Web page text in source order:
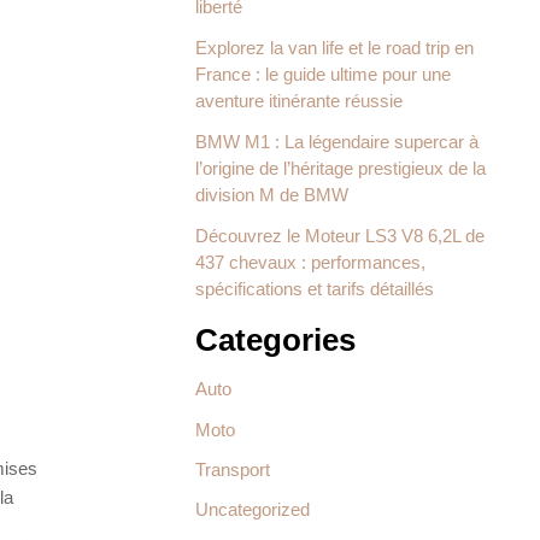
liberté
Explorez la van life et le road trip en
France : le guide ultime pour une
aventure itinérante réussie
BMW M1 : La légendaire supercar à
l’origine de l’héritage prestigieux de la
division M de BMW
Découvrez le Moteur LS3 V8 6,2L de
437 chevaux : performances,
spécifications et tarifs détaillés
Categories
Auto
Moto
Transport
Uncategorized